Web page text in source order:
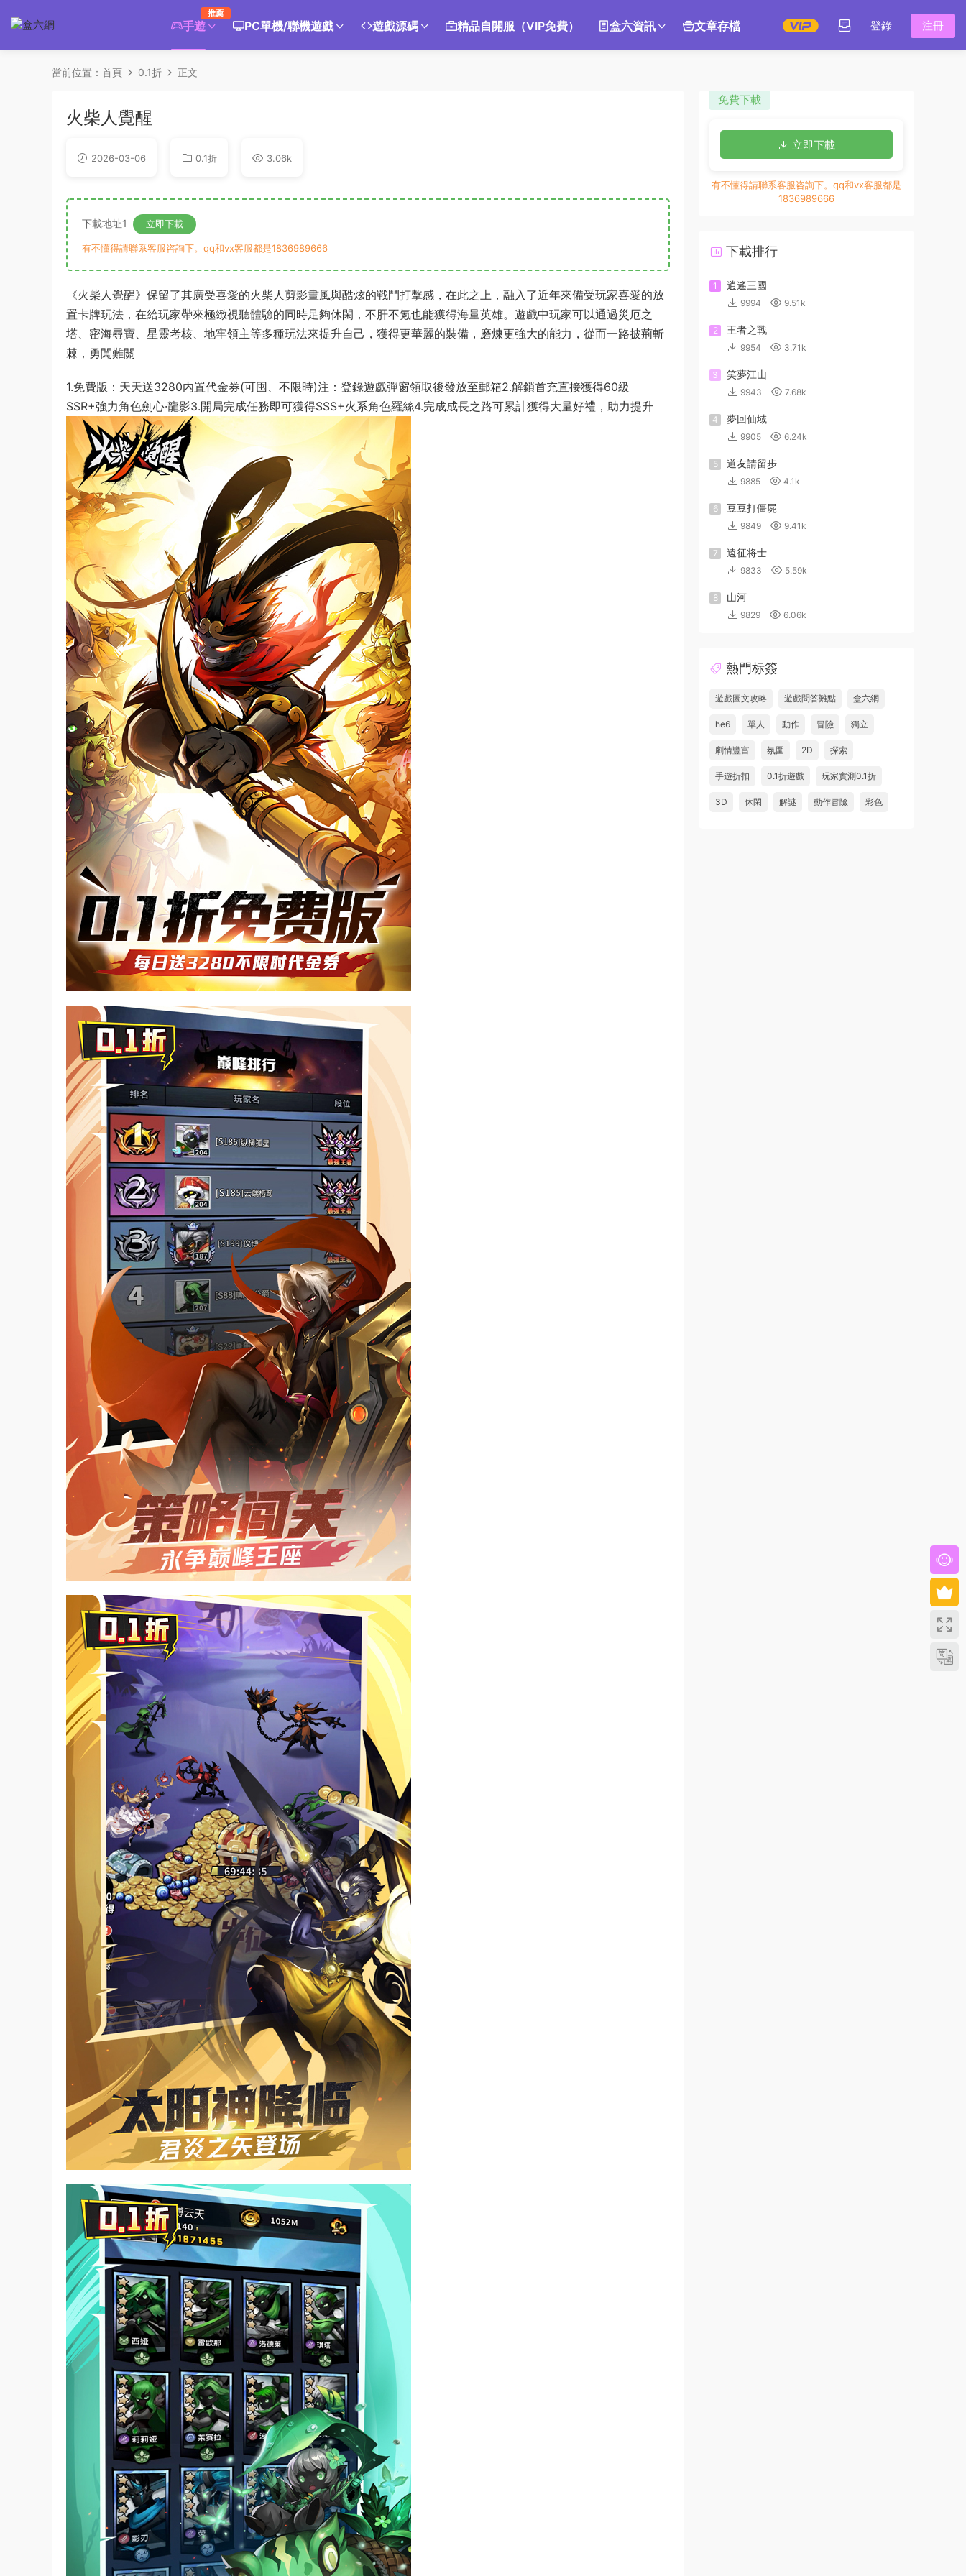
手遊
推薦
PC單機/聯機遊戲 遊戲源碼 精品自開服（VIP免費） 盒六資訊 文章存檔 登錄 注冊
當前位置： 首頁 0.1折 正文
火柴人覺醒
2026-03-06 0.1折 3.06k
下載地址1 立即下載
有不懂得請聯系客服咨詢下。qq和vx客服都是1836989666
《火柴人覺醒》保留了其廣受喜愛的火柴人剪影畫風與酷炫的戰鬥打擊感，在此之上，融入了近年來備受玩家喜愛的放
置卡牌玩法，在給玩家帶來極緻視聽體驗的同時足夠休閑，不肝不氪也能獲得海量英雄。遊戲中玩家可以通過災厄之
塔、密海尋寶、星靈考核、地牢領主等多種玩法來提升自己，獲得更華麗的裝備，磨煉更強大的能力，從而一路披荊斬
棘，勇闖難關
1.免費版：天天送3280内置代金券(可囤、不限時)注：登錄遊戲彈窗領取後發放至郵箱2.解鎖首充直接獲得60級
SSR+強力角色劍心·龍影3.開局完成任務即可獲得SSS+火系角色羅絲4.完成成長之路可累計獲得大量好禮，助力提升
免費下載
立即下載
有不懂得請聯系客服咨詢下。qq和vx客服都是
1836989666
下載排行
1 逍遙三國
9994 9.51k
2 王者之戰
9954 3.71k
3 笑夢江山
9943 7.68k
4 夢回仙域
9905 6.24k
5 道友請留步
9885 4.1k
6 豆豆打僵屍
9849 9.41k
7 遠征将士
9833 5.59k
8 山河
9829 6.06k
熱門标簽
遊戲圖文攻略 遊戲問答難點 盒六網
he6 單人 動作 冒險 獨立
劇情豐富 氛圍 2D 探索
手遊折扣 0.1折遊戲 玩家實測0.1折
3D 休閑 解謎 動作冒險 彩色